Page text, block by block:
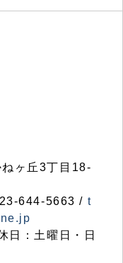
ヶ丘3丁目18-
644-5663 / t
日：土曜日・日